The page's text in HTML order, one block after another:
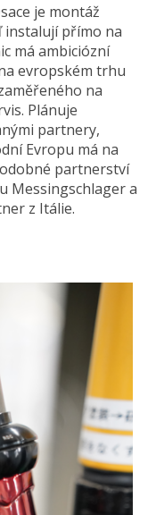
je montáž
instalují přímo na
má ambiciózní
evropském trhu
na
Plánuje
partnery,
Evropu má na
partnerství
Messingschlager a
z Itálie.